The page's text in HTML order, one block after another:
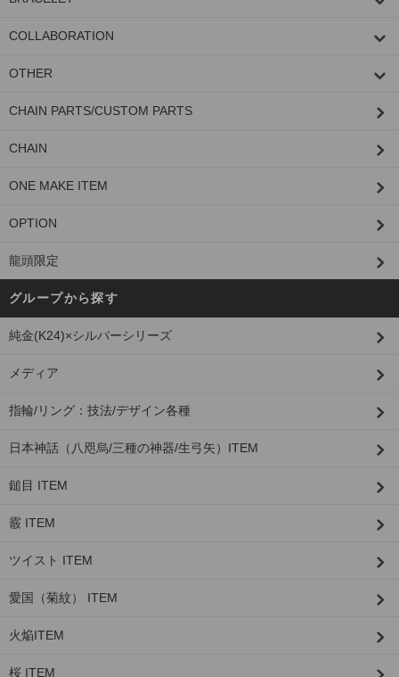
COLLABORATION
OTHER
CHAIN PARTS/CUSTOM PARTS
CHAIN
ONE MAKE ITEM
OPTION
龍頭限定
グループから探す
純金(K24)×シルバーシリーズ
メディア
指輪/リング：技法/デザイン各種
日本神話（八咫烏/三種の神器/生弓矢）ITEM
鎚目 ITEM
霰 ITEM
ツイスト ITEM
愛国（菊紋） ITEM
火焔ITEM
桜 ITEM